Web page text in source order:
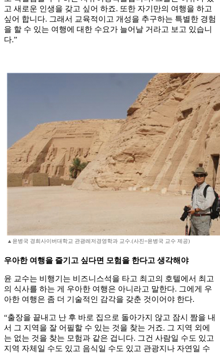
고 새로운 인생을 갖고 싶어 하죠. 또한 자기만의 여행을 하고
싶어 합니다. 그래서 교육적이고 개성을 추구하는 특별한 경험
을 할 수 있는 여행에 대한 수요가 늘어날 거라고 보고 있습니
다.”
▲윤병국 경희사이버대학교 관광레저경영학과 교수.(사진=윤병국 교수 제공)
우아한 여행을 즐기고 싶다면 모험을 한다고 생각해야
윤 교수는 비행기는 비즈니스석을 타고 최고의 호텔에서 최고
의 식사를 하는 게 우아한 여행은 아니라고 말한다. 그에게 우
아한 여행은 좀 더 기술적인 감각을 갖춘 것이어야 한다.
“출장을 끝내고 난 후 바로 집으로 돌아가지 않고 잠시 짬을 내
서 그 지역을 잘 어필할 수 있는 것을 찾는 거죠. 그 지역 외에
는 없는 것을 찾는 모험과 같은 겁니다. 그건 사람일 수도 있고
지역 자체일 수도 있고 음식일 수도 있고 관광지나 자연일 수